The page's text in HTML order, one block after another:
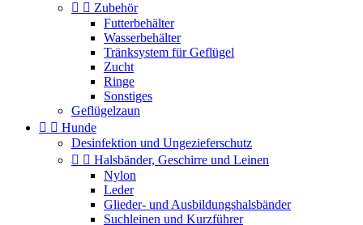
  Zubehör
Futterbehälter
Wasserbehälter
Tränksystem für Geflügel
Zucht
Ringe
Sonstiges
Geflügelzaun
  Hunde
Desinfektion und Ungezieferschutz
  Halsbänder, Geschirre und Leinen
Nylon
Leder
Glieder- und Ausbildungshalsbänder
Suchleinen und Kurzführer